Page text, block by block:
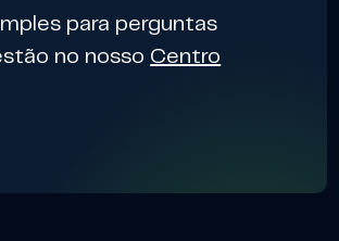
para perguntas
no nosso Centro